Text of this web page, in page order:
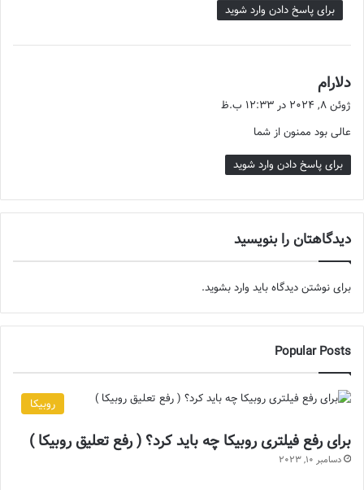
برای پاسخ دادن وارد شوید
دلارام
ف
:
ژوئن 8, 2024 در 12:33 ب.ظ
عالی بود ممنون از شما
برای پاسخ دادن وارد شوید
دیدگاهتان را بنویسید
برای نوشتن دیدگاه باید وارد بشوید.
Popular Posts
روبیکا
برای رفع فیلتری روبیکا چه باید کرد؟ ( رفع تعلیق روبیکا )
دسامبر 10, 2023